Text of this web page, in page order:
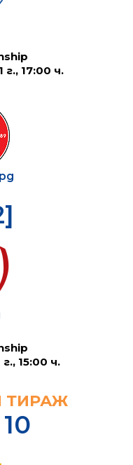
17:00 ч.
15:00 ч.
ТИРАЖ